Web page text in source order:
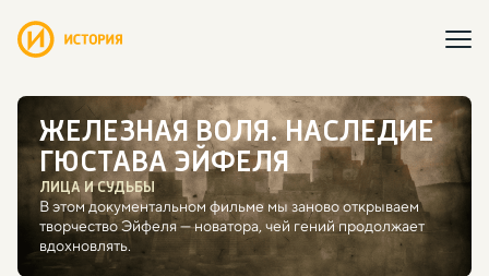
ЖЕЛЕЗНАЯ ВОЛЯ. НАСЛЕДИЕ
ГЮСТАВА ЭЙФЕЛЯ
ЛИЦА И СУДЬБЫ
В этом документальном фильме мы заново открываем
творчество Эйфеля — новатора, чей гений продолжает
вдохновлять.